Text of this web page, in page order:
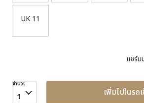
UK 11
แชร์บ
จำนวน
1 เพิ่มไปในรถ